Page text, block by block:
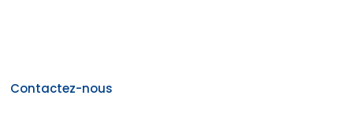
Contactez-nous